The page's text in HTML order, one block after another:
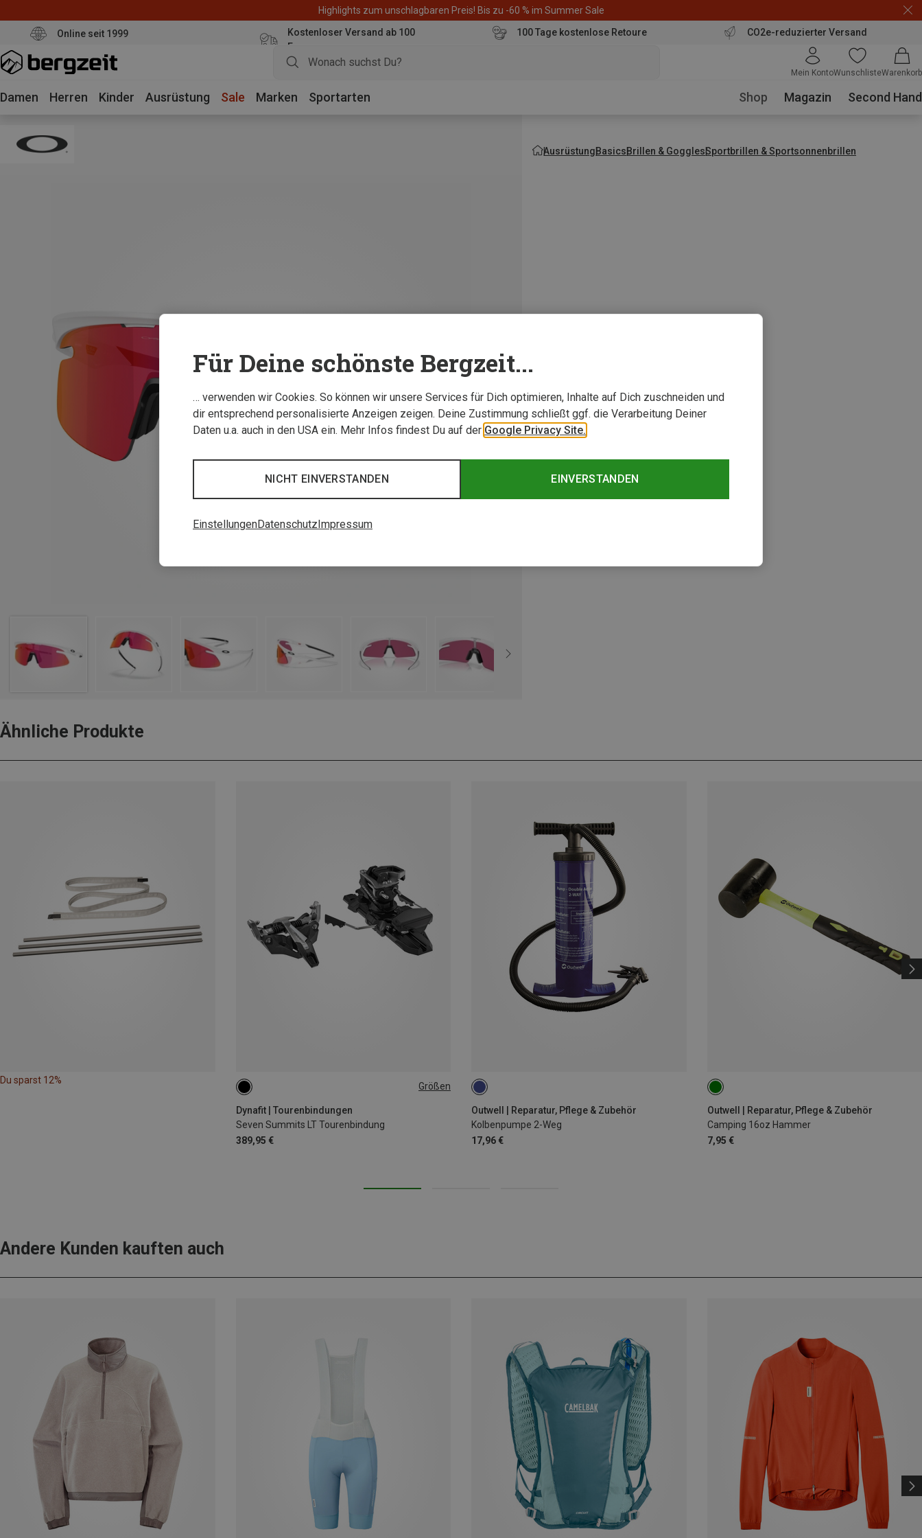
Highlights zum unschlagbaren Preis! Bis zu -60 % im Summer Sale
Online seit 1999
Kostenloser Versand ab 100
Euro
100 Tage kostenlose Retoure CO2e-reduzierter Versand
Mein KontoWunschlisteWarenkorb
Damen Herren Kinder Ausrüstung Sale Marken Sportarten Shop Magazin Second Hand
AusrüstungBasicsBrillen & GogglesSportbrillen & Sportsonnenbrillen
Ähnliche Produkte
Du sparst 12%
Größen
Dynafit | Tourenbindungen
Seven Summits LT Tourenbindung
389,95 €
88MM
Outwell | Reparatur, Pflege & Zubehör
Kolbenpumpe 2-Weg
17,96 €
Outwell | Reparatur, Pflege & Zubehör
Camping 16oz Hammer
7,95 €
Andere Kunden kauften auch
Für Deine schönste Bergzeit...
… verwenden wir Cookies. So können wir unsere Services für Dich optimieren, Inhalte auf Dich zuschneiden und
dir entsprechend personalisierte Anzeigen zeigen. Deine Zustimmung schließt ggf. die Verarbeitung Deiner
Daten u.a. auch in den USA ein. Mehr Infos findest Du auf der Google Privacy Site.
EINVERSTANDEN
NICHT EINVERSTANDEN
EinstellungenDatenschutz Impressum